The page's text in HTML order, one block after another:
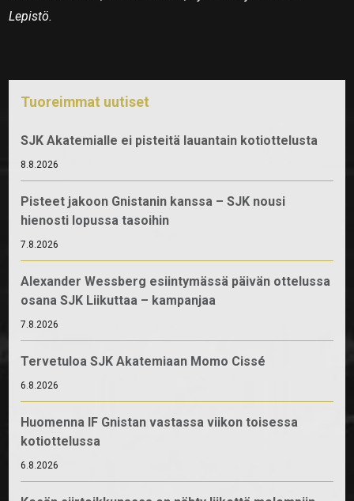
Lepistö.
Tuoreimmat uutiset
SJK Akatemialle ei pisteitä lauantain kotiottelusta
8.8.2026
Pisteet jakoon Gnistanin kanssa – SJK nousi
hienosti lopussa tasoihin
7.8.2026
Alexander Wessberg esiintymässä päivän ottelussa
osana SJK Liikuttaa – kampanjaa
7.8.2026
Tervetuloa SJK Akatemiaan Momo Cissé
6.8.2026
Huomenna IF Gnistan vastassa viikon toisessa
kotiottelussa
6.8.2026